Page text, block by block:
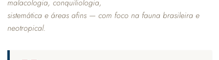
malacologia, conquiliologia,
sistemática e áreas afins — com foco na fauna brasileira e
neotropical.